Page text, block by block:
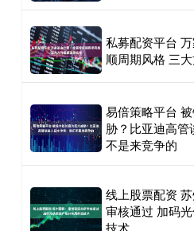
私募配资平台
顺周期风格 三
易倍策略平台
胁？比亚迪高管
不是来竞争的
线上股票配资
审核通过 加码
技术